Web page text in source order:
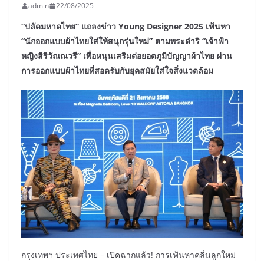
admin 22/08/2025
“ปลัดมหาดไทย” แถลงข่าว Young Designer 2025 เฟ้นหา
“นักออกแบบผ้าไทยใส่ให้สนุกรุ่นใหม่” ตามพระดำริ “เจ้าฟ้า
หญิงสิริวัณณวรี” เพื่อหนุนเสริมต่อยอดภูมิปัญญาผ้าไทย ผ่าน
การออกแบบผ้าไทยที่สอดรับกับยุคสมัยใส่ใจสิ่งแวดล้อม
กรุงเทพฯ ประเทศไทย – เปิดฉากแล้ว! การเฟ้นหาคลื่นลูกใหม่